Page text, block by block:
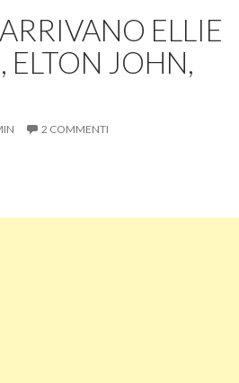
ELLIE
JOHN,
2 COMMENTI